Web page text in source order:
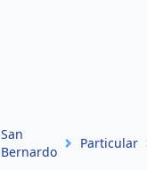
San
Bernardo
Particular